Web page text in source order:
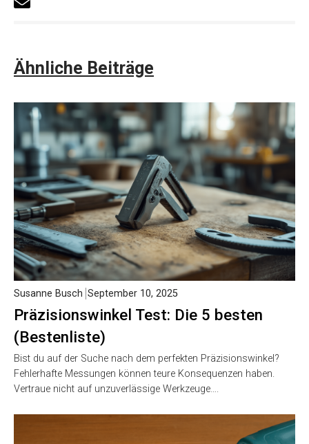
Ähnliche Beiträge
Präzisionswinkel Test: Die 5 besten
(Bestenliste)
Susanne Busch September 10, 2025
Bist du auf der Suche nach dem perfekten Präzisionswinkel?
Fehlerhafte Messungen können teure Konsequenzen haben.
Vertraue nicht auf unzuverlässige Werkzeuge….